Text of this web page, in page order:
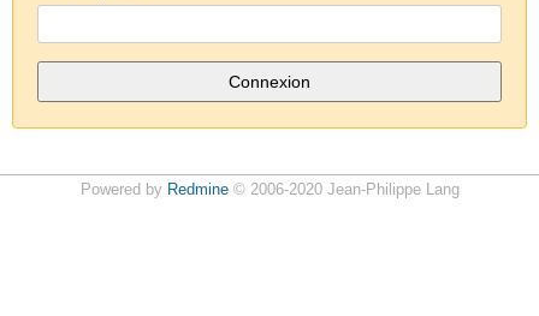
Powered by Redmine© 2006-2020 Jean-Philippe Lang